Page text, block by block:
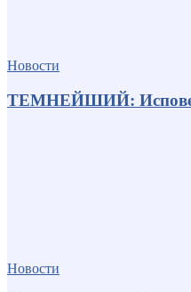
Новости
ТЕМНЕЙШИЙ:
Новости